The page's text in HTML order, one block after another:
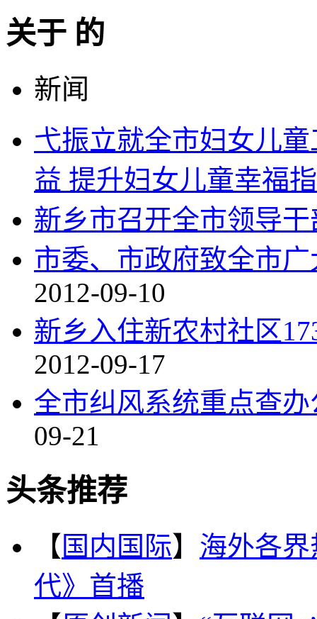
关于 的
新闻
弋振立就全市妇女儿
益 提升妇女儿童幸福
新乡市召开全市领导
市委、市政府致全市
2012-09-10
新乡入住新农村社区
2012-09-17
全市纠风系统重点查
09-21
头条推荐
【 国内国际】 海外各
代》首播